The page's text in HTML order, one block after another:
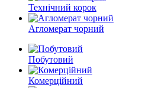
Технічний корок
Агломерат чорний
Побутовий
Комерційний